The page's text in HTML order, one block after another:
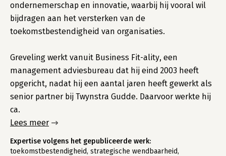
ondernemerschap en innovatie, waarbij hij vooral wil
bijdragen aan het versterken van de
toekomstbestendigheid van organisaties.
Greveling werkt vanuit Business Fit-ality, een
management adviesbureau dat hij eind 2003 heeft
opgericht, nadat hij een aantal jaren heeft gewerkt als
senior partner bij Twynstra Gudde. Daarvoor werkte hij
ca.
Lees meer
Expertise volgens het gepubliceerde werk:
toekomstbestendigheid, strategische wendbaarheid,